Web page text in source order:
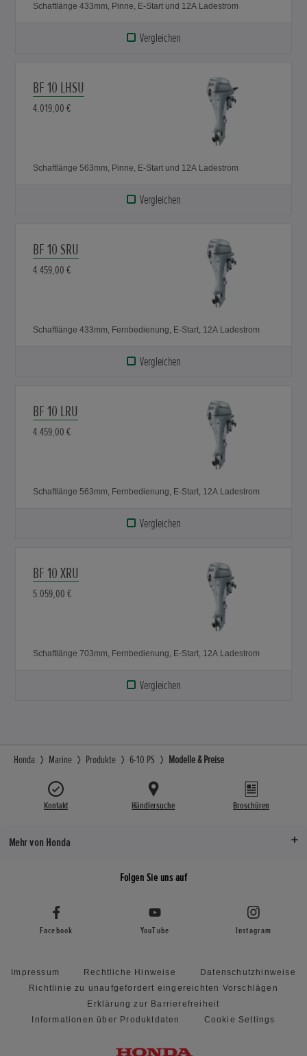
Schaftlänge 433mm, Pinne, E-Start und 12A Ladestrom
Vergleichen
BF 10 LHSU
4.019,00 €
Schaftlänge 563mm, Pinne, E-Start und 12A Ladestrom
Vergleichen
BF 10 SRU
4.459,00 €
Schaftlänge 433mm, Fernbedienung, E-Start, 12A Ladestrom
Vergleichen
BF 10 LRU
4.459,00 €
Schaftlänge 563mm, Fernbedienung, E-Start, 12A Ladestrom
Vergleichen
BF 10 XRU
5.059,00 €
Schaftlänge 703mm, Fernbedienung, E-Start, 12A Ladestrom
Vergleichen
Honda Marine Produkte 6-10 PS Modelle & Preise
Kontakt Händlersuche Broschüren
Mehr von Honda
Folgen Sie uns auf
Facebook YouTube Instagram
Impressum Rechtliche Hinweise
Datenschutzhinweise
Richtlinie zu unaufgefordert eingereichten Vorschlägen
Erklärung zur Barrierefreiheit
Informationen über Produktdaten
Cookie Settings